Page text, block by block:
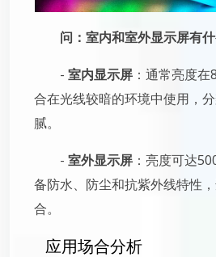
问：室内和室外显示屏有
- 室内显示屏 ：通常亮度
合在光线较暗的环境中使用，
腻。
- 室外显示屏 ：亮度可达
备防水、防尘和抗紫外线特性
合。
应用场合分析